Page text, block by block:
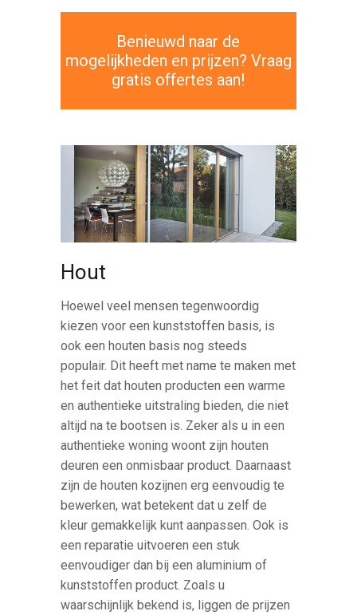
Benieuwd naar de
mogelijkheden en prijzen? Vraag
gratis offertes aan!
Hout
Hoewel veel mensen tegenwoordig
kiezen voor een kunststoffen basis, is
ook een houten basis nog steeds
populair. Dit heeft met name te maken met
het feit dat houten producten een warme
en authentieke uitstraling bieden, die niet
altijd na te bootsen is. Zeker als u in een
authentieke woning woont zijn houten
deuren een onmisbaar product. Daarnaast
zijn de houten kozijnen erg eenvoudig te
bewerken, wat betekent dat u zelf de
kleur gemakkelijk kunt aanpassen. Ook is
een reparatie uitvoeren een stuk
eenvoudiger dan bij een aluminium of
kunststoffen product. Zoals u
waarschijnlijk bekend is, liggen de prijzen